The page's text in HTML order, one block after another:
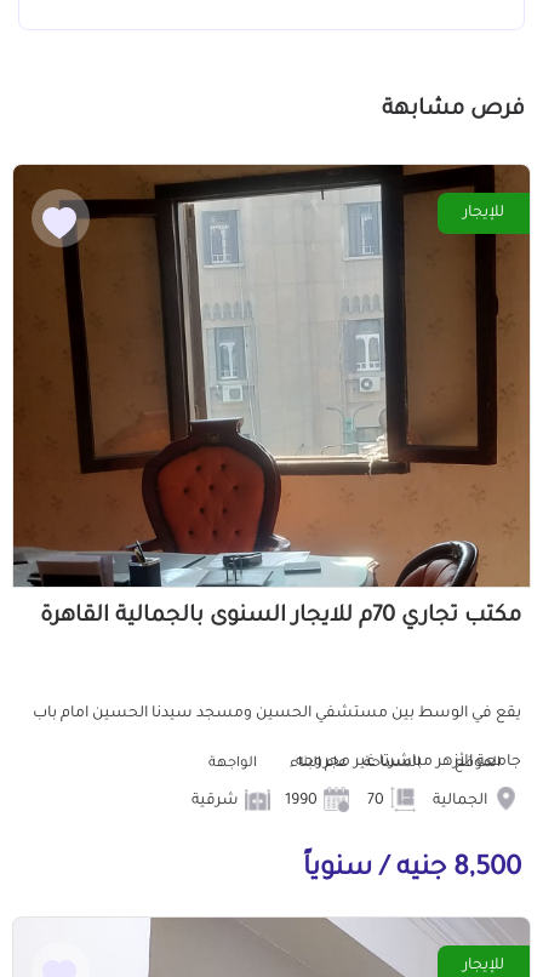
فرص مشابهة
للإيجار
مكتب تجاري 70م للايجار السنوى بالجمالية القاهرة
يقع في الوسط بين مستشفي الحسين ومسجد سيدنا الحسين امام باب
جامعة الأزهر مباشرتا غير مجروحه
الموقع
الجمالية
المساحة عام البناء الواجهة
شرقية
8,500 جنيه / سنوياً
للإيجار